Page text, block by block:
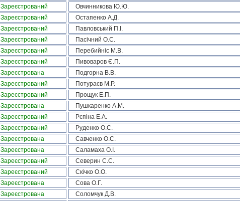
Зареєстрований Овчинникова Ю.Ю.
Зареєстрований Остапенко А.Д.
Зареєстрований Павловський П.І.
Зареєстрований Пасічний О.С.
Зареєстрований Перебийніс М.В.
Зареєстрований Пивоваров Є.П.
Зареєстрована Подгорна В.В.
Зареєстрований Потураєв М.Р.
Зареєстрований Прощук Е.П.
Зареєстрована Пушкаренко А.М.
Зареєстрований Рєпіна Е.А.
Зареєстрований Руденко О.С.
Зареєстрована Савченко О.С.
Зареєстрована Саламаха О.І.
Зареєстрований Северин С.С.
Зареєстрований Скічко О.О.
Зареєстрована Сова О.Г.
Зареєстрована Соломчук Д.В.